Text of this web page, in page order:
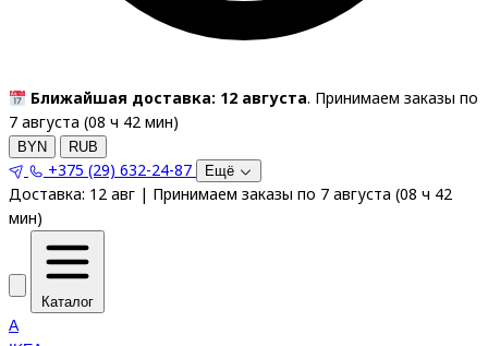
Ближайшая доставка: 12 августа. Принимаем заказы по
7 августа (08 ч 42 мин)
BYN RUB
+375 (29) 632-24-87 Ещё
Доставка: 12 авг | Принимаем заказы по 7 августа (08 ч 42
мин)
Каталог
A